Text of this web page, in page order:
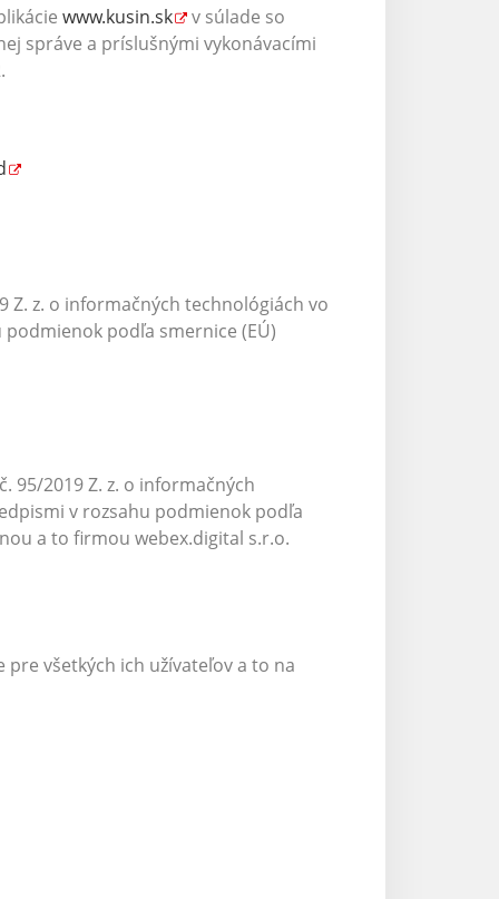
www.kusin.sk
v súlade so
správe a príslušnými vykonávacími
Z. z. o informačných technológiách vo
podľa smernice (EÚ)
95/2019 Z. z. o informačných
v rozsahu podmienok podľa
a to firmou webex.digital s.r.o.
všetkých ich užívateľov a to na